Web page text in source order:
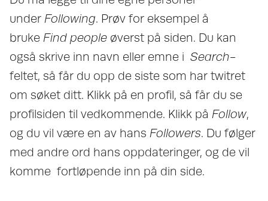
under Following. Prøv for eksempel å
bruke Find people øverst på siden. Du kan
også skrive inn navn eller emne i Search-
feltet, så får du opp de siste som har twitret
om søket ditt. Klikk på en profil, så får du se
profilsiden til vedkommende. Klikk på Follow,
og du vil være en av hans Followers. Du følger
med andre ord hans oppdateringer, og de vil
komme fortløpende inn på din side.